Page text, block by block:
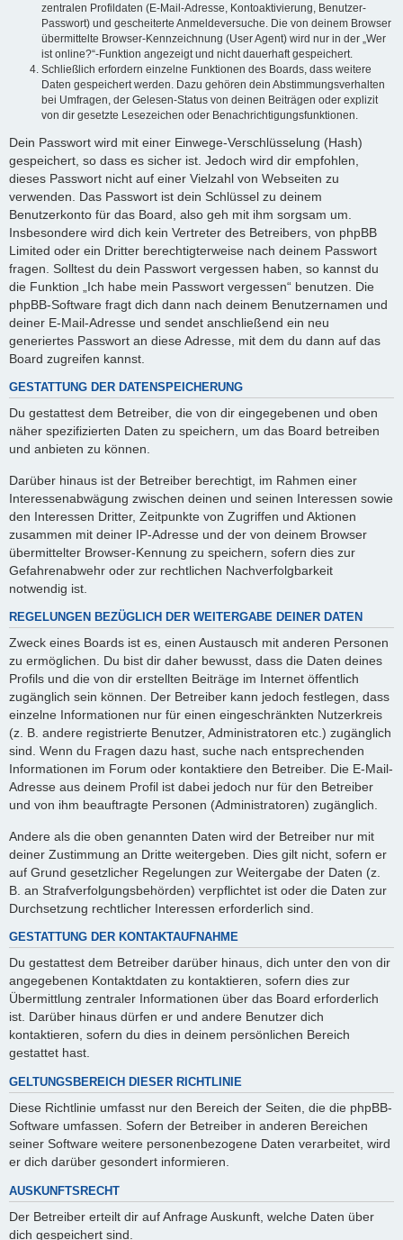
zentralen Profildaten (E-Mail-Adresse, Kontoaktivierung, Benutzer-
Passwort) und gescheiterte Anmeldeversuche. Die von deinem Browser
übermittelte Browser-Kennzeichnung (User Agent) wird nur in der „Wer
ist online?“-Funktion angezeigt und nicht dauerhaft gespeichert.
Schließlich erfordern einzelne Funktionen des Boards, dass weitere
Daten gespeichert werden. Dazu gehören dein Abstimmungsverhalten
bei Umfragen, der Gelesen-Status von deinen Beiträgen oder explizit
von dir gesetzte Lesezeichen oder Benachrichtigungsfunktionen.
Dein Passwort wird mit einer Einwege-Verschlüsselung (Hash)
gespeichert, so dass es sicher ist. Jedoch wird dir empfohlen,
dieses Passwort nicht auf einer Vielzahl von Webseiten zu
verwenden. Das Passwort ist dein Schlüssel zu deinem
Benutzerkonto für das Board, also geh mit ihm sorgsam um.
Insbesondere wird dich kein Vertreter des Betreibers, von phpBB
Limited oder ein Dritter berechtigterweise nach deinem Passwort
fragen. Solltest du dein Passwort vergessen haben, so kannst du
die Funktion „Ich habe mein Passwort vergessen“ benutzen. Die
phpBB-Software fragt dich dann nach deinem Benutzernamen und
deiner E-Mail-Adresse und sendet anschließend ein neu
generiertes Passwort an diese Adresse, mit dem du dann auf das
Board zugreifen kannst.
GESTATTUNG DER DATENSPEICHERUNG
Du gestattest dem Betreiber, die von dir eingegebenen und oben
näher spezifizierten Daten zu speichern, um das Board betreiben
und anbieten zu können.
Darüber hinaus ist der Betreiber berechtigt, im Rahmen einer
Interessenabwägung zwischen deinen und seinen Interessen sowie
den Interessen Dritter, Zeitpunkte von Zugriffen und Aktionen
zusammen mit deiner IP-Adresse und der von deinem Browser
übermittelter Browser-Kennung zu speichern, sofern dies zur
Gefahrenabwehr oder zur rechtlichen Nachverfolgbarkeit
notwendig ist.
REGELUNGEN BEZÜGLICH DER WEITERGABE DEINER DATEN
Zweck eines Boards ist es, einen Austausch mit anderen Personen
zu ermöglichen. Du bist dir daher bewusst, dass die Daten deines
Profils und die von dir erstellten Beiträge im Internet öffentlich
zugänglich sein können. Der Betreiber kann jedoch festlegen, dass
einzelne Informationen nur für einen eingeschränkten Nutzerkreis
(z. B. andere registrierte Benutzer, Administratoren etc.) zugänglich
sind. Wenn du Fragen dazu hast, suche nach entsprechenden
Informationen im Forum oder kontaktiere den Betreiber. Die E-Mail-
Adresse aus deinem Profil ist dabei jedoch nur für den Betreiber
und von ihm beauftragte Personen (Administratoren) zugänglich.
Andere als die oben genannten Daten wird der Betreiber nur mit
deiner Zustimmung an Dritte weitergeben. Dies gilt nicht, sofern er
auf Grund gesetzlicher Regelungen zur Weitergabe der Daten (z.
B. an Strafverfolgungsbehörden) verpflichtet ist oder die Daten zur
Durchsetzung rechtlicher Interessen erforderlich sind.
GESTATTUNG DER KONTAKTAUFNAHME
Du gestattest dem Betreiber darüber hinaus, dich unter den von dir
angegebenen Kontaktdaten zu kontaktieren, sofern dies zur
Übermittlung zentraler Informationen über das Board erforderlich
ist. Darüber hinaus dürfen er und andere Benutzer dich
kontaktieren, sofern du dies in deinem persönlichen Bereich
gestattet hast.
GELTUNGSBEREICH DIESER RICHTLINIE
Diese Richtlinie umfasst nur den Bereich der Seiten, die die phpBB-
Software umfassen. Sofern der Betreiber in anderen Bereichen
seiner Software weitere personenbezogene Daten verarbeitet, wird
er dich darüber gesondert informieren.
AUSKUNFTSRECHT
Der Betreiber erteilt dir auf Anfrage Auskunft, welche Daten über
dich gespeichert sind.